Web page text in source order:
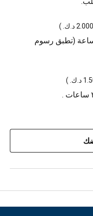
)
(تطبق رسوم
)